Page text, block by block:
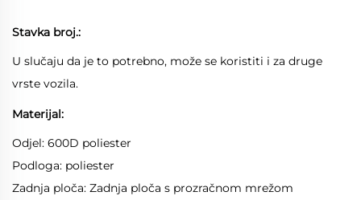
Stavka broj.:
U slučaju da je to potrebno, može se koristiti i za druge
vrste vozila.
Materijal:
Odjel: 600D poliester
Podloga: poliester
Zadnja ploča: Zadnja ploča s prozračnom mrežom